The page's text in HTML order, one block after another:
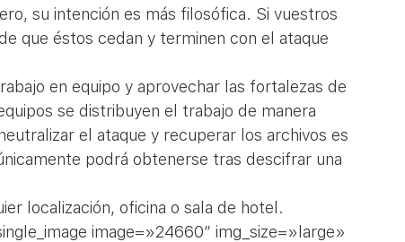
su intención es más filosófica. Si vuestros
que éstos cedan y terminen con el ataque
en equipo y aprovechar las fortalezas de
se distribuyen el trabajo de manera
el ataque y recuperar los archivos es
podrá obtenerse tras descifrar una
localización, oficina o sala de hotel.
image=»24660″ img_size=»large»